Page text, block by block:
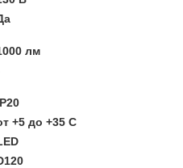
лм
+5 до +35 C